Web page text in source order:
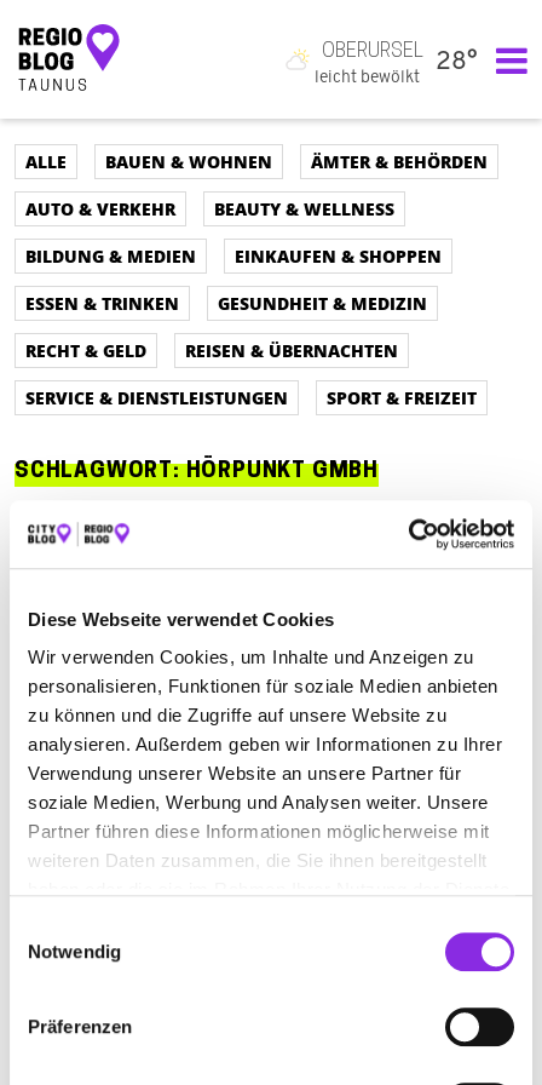
Diese Webseite verwendet Cookies
Wir verwenden Cookies, um Inhalte und Anzeigen zu
personalisieren, Funktionen für soziale Medien anbieten
zu können und die Zugriffe auf unsere Website zu
analysieren. Außerdem geben wir Informationen zu Ihrer
Verwendung unserer Website an unsere Partner für
soziale Medien, Werbung und Analysen weiter. Unsere
Partner führen diese Informationen möglicherweise mit
weiteren Daten zusammen, die Sie ihnen bereitgestellt
Notwendig
Präferenzen
Hauptnavigation
OBERURSEL
leicht bewölkt
28°
ALLE BAUEN & WOHNEN
ÄMTER & BEHÖRDEN
AUTO & VERKEHR
BEAUTY & WELLNESS
BILDUNG & MEDIEN
EINKAUFEN & SHOPPEN
ESSEN & TRINKEN
GESUNDHEIT & MEDIZIN
RECHT & GELD
REISEN & ÜBERNACHTEN
SERVICE & DIENSTLEISTUNGEN
SPORT & FREIZEIT
SCHLAGWORT:HÖRPUNKT GMBH
ALLE AUTO & VERKEHR
ÄMTER & BEHÖRDEN
BILDUNG & MEDIEN
EINKAUFEN & SHOPPEN
ESSEN & TRINKEN
GESUNDHEIT & MEDIZIN
RECHT & GELD
SPORT & FREIZEIT